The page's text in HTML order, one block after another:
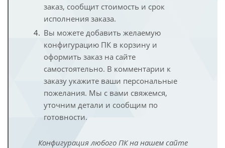
заказ, сообщит стоимость и срок
исполнения заказа.
Вы можете добавить желаемую
конфигурацию ПК в корзину и
оформить заказ на сайте
самостоятельно. В комментарии к
заказу укажите ваши персональные
пожелания. Мы с вами свяжемся,
уточним детали и сообщим по
готовности.
Конфигурация любого ПК на нашем сайте